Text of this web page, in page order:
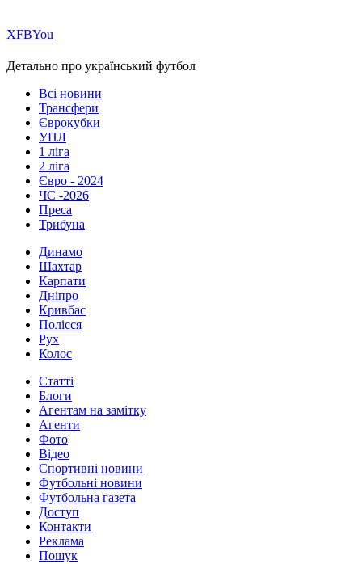
ХFBYou
Детально про український футбол
Всі новини
Трансфери
Єврокубки
УПЛ
1 ліга
2 ліга
Євро - 2024
ЧС -2026
Преса
Трибуна
Динамо
Шахтар
Карпати
Дніпро
Кривбас
Полісся
Рух
Колос
Статті
Блоги
Агентам на замітку
Агенти
Фото
Відео
Спортивні новини
Футбольні новини
Футбольна газета
Доступ
Контакти
Реклама
Пошук